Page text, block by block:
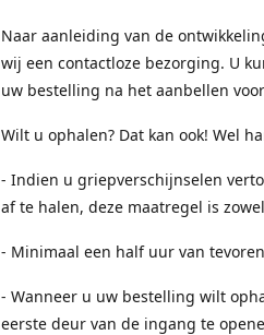
Naar aanleiding van de
wij een contactloze bezorging. U
uw bestelling na het aanbellen
Wilt u ophalen? Dat kan ook! Wel
- Indien u griepverschijnselen
af te halen, deze maatregel is
- Minimaal een half uur van
- Wanneer u uw bestelling wilt
eerste deur van de ingang te